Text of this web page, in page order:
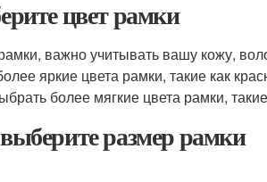
цвет рамки
важно учитывать вашу кожу,
яркие цвета рамки, такие как
более мягкие цвета рамки,
размер рамки